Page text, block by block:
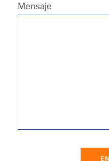
Mensaje